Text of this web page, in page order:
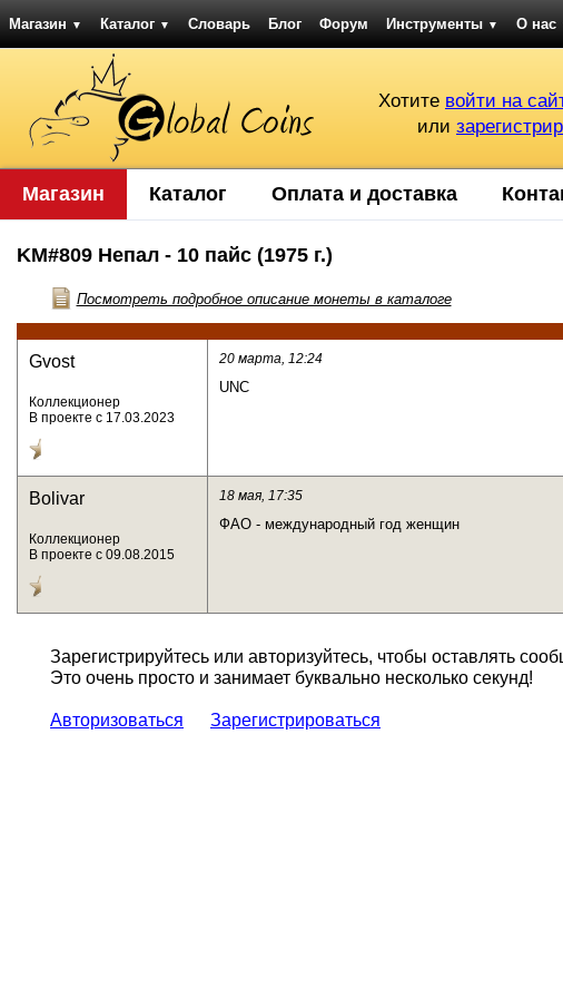
Магазин ▼ Каталог ▼ Словарь Блог Форум Инструменты ▼ О нас
Хотите войти на
или
Магазин Каталог Оплата и доставка
KM#809 Непал - 10 пайс (1975 г.)
Посмотреть подробное описание монеты в каталоге
Gvost
Коллекционер
В проекте с 17.03.2023
20 марта, 12:24
UNC
Bolivar
Коллекционер
В проекте с 09.08.2015
18 мая, 17:35
ФАО - международный год женщин
Зарегистрируйтесь или авторизуйтесь, чтобы оставлять
Это очень просто и занимает буквально несколько секунд!
Авторизоваться Зарегистрироваться